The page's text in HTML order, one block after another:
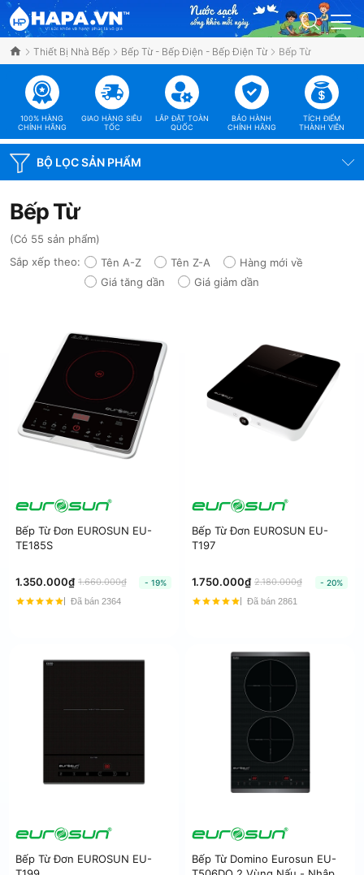
Thiết Bị Nhà Bếp Bếp Từ - Bếp Điện - Bếp Điện Từ Bếp Từ
100% HÀNG
CHÍNH HÃNG
GIAO HÀNG SIÊU
TỐC
LẮP ĐẶT TOÀN
QUỐC
BẢO HÀNH
CHÍNH HÃNG
TÍCH ĐIỂM
THÀNH VIÊN
BỘ LỌC SẢN PHẨM
Bếp Từ
(Có 55 sản phẩm)
Sắp xếp theo:
Tên A-Z Tên Z-A
Hàng mới về
Giá tăng dần
Giá giảm dần
Bếp Từ Đơn EUROSUN EU-
TE185S
1.350.000₫ 1.660.000₫
- 19%
Đã bán 2364
Bếp Từ Đơn EUROSUN EU-
T197
1.750.000₫ 2.180.000₫
- 20%
Đã bán 2861
Bếp Từ Đơn EUROSUN EU-
Bếp Từ Domino Eurosun EU-